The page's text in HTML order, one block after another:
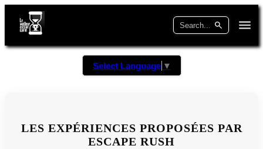
Select Language ▼
LES EXPÉRIENCES PROPOSÉES PAR
ESCAPE RUSH